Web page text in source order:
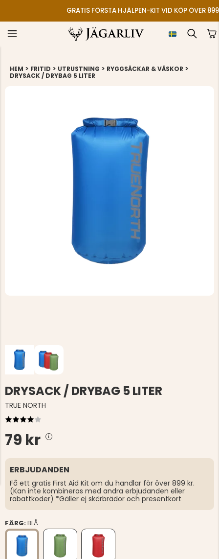
GRATIS FÖRSTA HJÄLPEN-KIT VID KÖP ÖVER
HEM > FRITID > UTRUSTNING > RYGGSÄCKAR & VÄSKOR >
DRYSACK / DRYBAG 5 LITER
DRYSACK / DRYBAG 5 LITER
TRUE NORTH
79 kr
ERBJUDANDEN
Få ett gratis First Aid Kit om du handlar för över 899 kr.
(Kan inte kombineras med andra erbjudanden eller
rabattkoder) *Gäller ej skärbrädor och presentkort
FÄRG:BLÅ